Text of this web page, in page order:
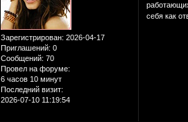
Зарегистрирован: 2026-04-17
Приглашений: 0
Сообщений: 70
Провел на форуме:
6 часов 10 минут
Последний визит:
2026-07-10 11:19:54
себя как